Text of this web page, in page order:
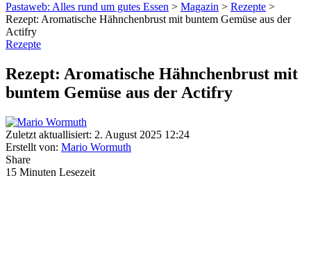
Pastaweb: Alles rund um gutes Essen > Magazin > Rezepte >
Rezept: Aromatische Hähnchenbrust mit buntem Gemüse aus der
Actifry
Rezepte
Rezept: Aromatische Hähnchenbrust mit
buntem Gemüse aus der Actifry
Zuletzt aktuallisiert: 2. August 2025 12:24
Erstellt von: Mario Wormuth
Share
15 Minuten Lesezeit